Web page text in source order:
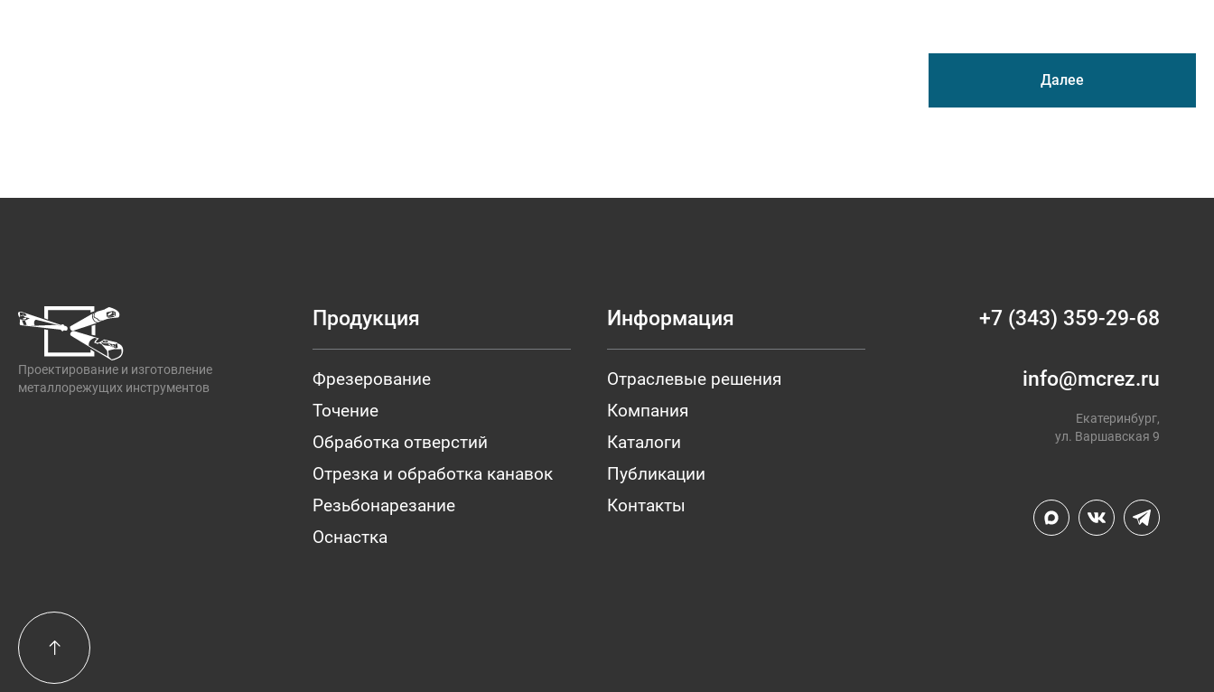
Далее
Проектирование и изготовление
металлорежущих инструментов
Продукция
Фрезерование
Точение
Обработка отверстий
Отрезка и обработка канавок
Резьбонарезание
Оснастка
Информация
Отраслевые решения
Компания
Каталоги
Публикации
Контакты
+7 (343) 359-29-68
info@mcrez.ru
Екатеринбург,
ул. Варшавская 9